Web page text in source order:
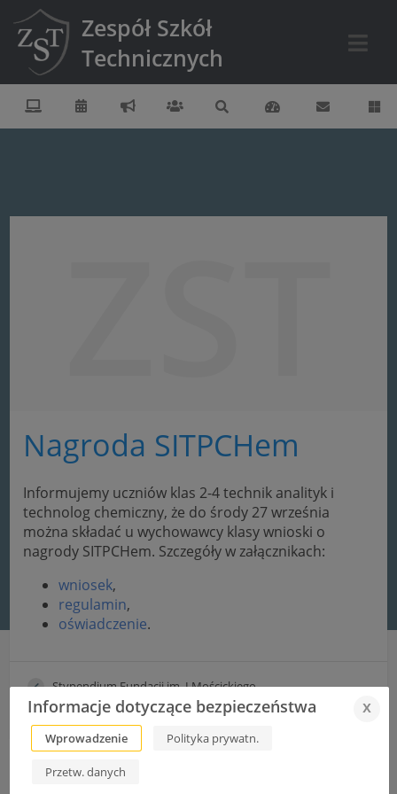
Zespół Szkół
Technicznych
Nagroda SITPCHem
Informujemy uczniów klas 2-4 technik analityk i
technolog chemiczny, że do środy 27 września
można składać u wychowawcy klasy wnioski o
nagrody SITPCHem. Szczegóły w załącznikach:
wniosek,
regulamin,
oświadczenie.
Stypendium Fundacji im. I.Mościckiego
Kurs na sędziego lekkiej atletyki !
Informacje dotyczące bezpieczeństwa x
Wprowadzenie Polityka prywatn.
Przetw. danych